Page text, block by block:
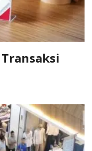
Transaksi